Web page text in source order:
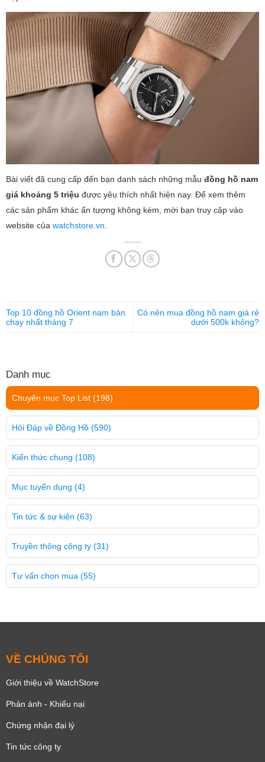
Bài viết đã cung cấp đến bạn danh sách những mẫu đồng hồ nam
giá khoảng 5 triệu được yêu thích nhất hiện nay. Để xem thêm
các sản phẩm khác ấn tượng không kém, mời bạn truy cập vào
website của watchstore.vn.
Top 10 đồng hồ Orient nam bán
chạy nhất tháng 7
Có nên mua đồng hồ nam giá rẻ
dưới 500k không?
Danh mục
Chuyên mục Top List (198)
Hỏi Đáp về Đồng Hồ (590)
Kiến thức chung (108)
Mục tuyển dụng (4)
Tin tức & sự kiện (63)
Truyền thông công ty (31)
Tư vấn chọn mua (55)
VỀ CHÚNG TÔI
Giới thiệu về WatchStore
Phản ánh - Khiếu nại
Chứng nhận đại lý
Tin tức công ty